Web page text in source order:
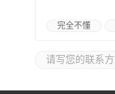
完全不懂